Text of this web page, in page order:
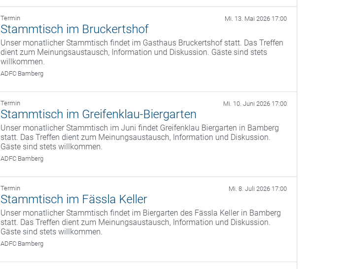
Termin Mi. 13. Mai 2026 17:00
Stammtisch im Bruckertshof
Unser monatlicher Stammtisch findet im Gasthaus Bruckertshof statt. Das Treffen
dient zum Meinungsaustausch, Information und Diskussion. Gäste sind stets
willkommen.
ADFC Bamberg
Termin Mi. 10. Juni 2026 17:00
Stammtisch im Greifenklau-Biergarten
Unser monatlicher Stammtisch im Juni findet Greifenklau Biergarten in Bamberg
statt. Das Treffen dient zum Meinungsaustausch, Information und Diskussion.
Gäste sind stets willkommen.
ADFC Bamberg
Termin Mi. 8. Juli 2026 17:00
Stammtisch im Fässla Keller
Unser monatlicher Stammtisch findet im Biergarten des Fässla Keller in Bamberg
statt. Das Treffen dient zum Meinungsaustausch, Information und Diskussion.
Gäste sind stets willkommen.
ADFC Bamberg